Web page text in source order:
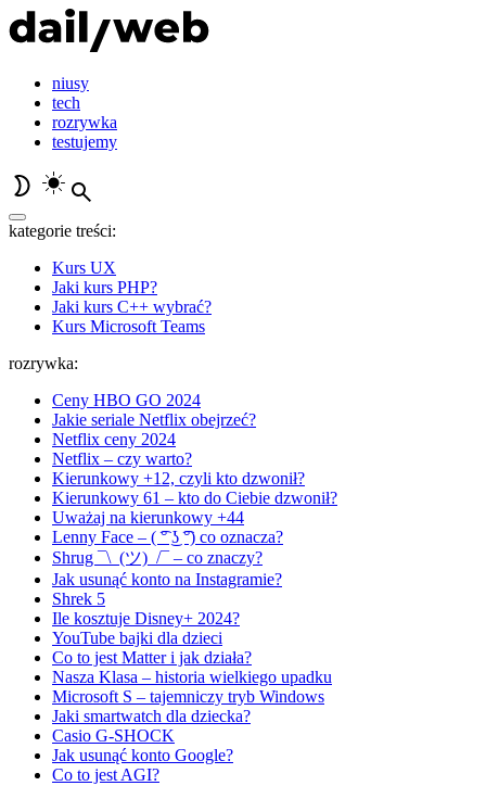
niusy
tech
rozrywka
testujemy
kategorie treści:
Kurs UX
Jaki kurs PHP?
Jaki kurs C++ wybrać?
Kurs Microsoft Teams
rozrywka:
Ceny HBO GO 2024
Jakie seriale Netflix obejrzeć?
Netflix ceny 2024
Netflix – czy warto?
Kierunkowy +12, czyli kto dzwonił?
Kierunkowy 61 – kto do Ciebie dzwonił?
Uważaj na kierunkowy +44
Lenny Face – ( ͡° ͜ʖ ͡°) co oznacza?
Shrug ¯\_(ツ)_/¯ – co znaczy?
Jak usunąć konto na Instagramie?
Shrek 5
Ile kosztuje Disney+ 2024?
YouTube bajki dla dzieci
Co to jest Matter i jak działa?
Nasza Klasa – historia wielkiego upadku
Microsoft S – tajemniczy tryb Windows
Jaki smartwatch dla dziecka?
Casio G-SHOCK
Jak usunąć konto Google?
Co to jest AGI?